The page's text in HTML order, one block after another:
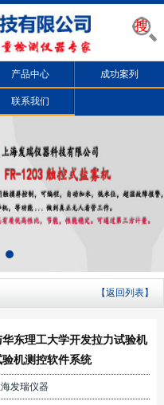
产品中心 成功案列
联系我们
【返回列表】
东理工大学开发拉力试验机
机测控软件系统
发瑞仪器